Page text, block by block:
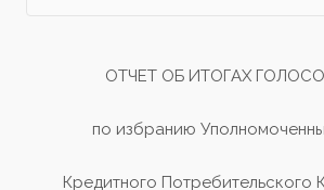
ОТЧЕТ ОБ ИТОГАХ
по избранию
Кредитного Потребительского